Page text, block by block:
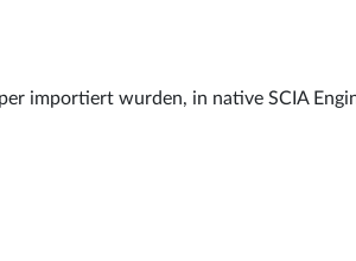
importiert wurden, in native SCIA